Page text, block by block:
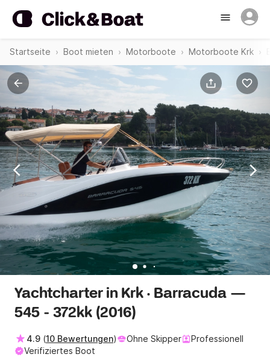
Startseite Boot mieten Motorboote Motorboote Krk
Yachtcharter in Krk · Barracuda —
545 - 372kk (2016)
4.9 (10 Bewertungen) Ohne Skipper
Professionell
Verifiziertes Boot